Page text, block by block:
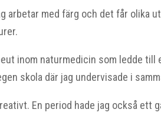
arbetar med färg och det får olika
inom naturmedicin som ledde till
skola där jag undervisade i
En period hade jag också ett